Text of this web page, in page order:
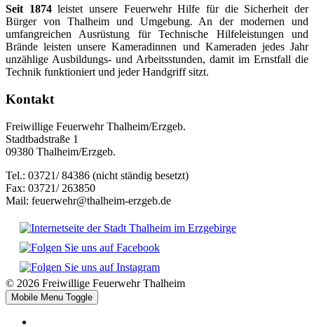
Seit 1874leistet unsere Feuerwehr Hilfe für die Sicherheit der
Bürger von Thalheim und Umgebung. An der modernen und
umfangreichen Ausrüstung für Technische Hilfeleistungen und
Brände leisten unsere Kameradinnen und Kameraden jedes Jahr
unzählige Ausbildungs- und Arbeitsstunden, damit im Ernstfall die
Technik funktioniert und jeder Handgriff sitzt.
Kontakt
Freiwillige Feuerwehr Thalheim/Erzgeb.
Stadtbadstraße 1
09380 Thalheim/Erzgeb.
Tel.: 03721/ 84386 (nicht ständig besetzt)
Fax: 03721/ 263850
Mail: feuerwehr@thalheim-erzgeb.de
© 2026 Freiwillige Feuerwehr Thalheim
Mobile Menu Toggle